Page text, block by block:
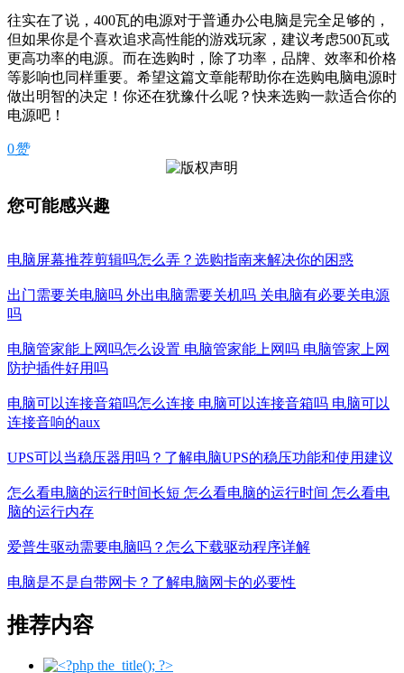
往实在了说，400瓦的电源对于普通办公电脑是完全足够的，
但如果你是个喜欢追求高性能的游戏玩家，建议考虑500瓦或
更高功率的电源。而在选购时，除了功率，品牌、效率和价格
等影响也同样重要。希望这篇文章能帮助你在选购电脑电源时
做出明智的决定！你还在犹豫什么呢？快来选购一款适合你的
电源吧！
0赞
您可能感兴趣
电脑屏幕推荐剪辑吗怎么弄？选购指南来解决你的困惑
出门需要关电脑吗 外出电脑需要关机吗 关电脑有必要关电源
吗
电脑管家能上网吗怎么设置 电脑管家能上网吗 电脑管家上网
防护插件好用吗
电脑可以连接音箱吗怎么连接 电脑可以连接音箱吗 电脑可以
连接音响的aux
UPS可以当稳压器用吗？了解电脑UPS的稳压功能和使用建议
怎么看电脑的运行时间长短 怎么看电脑的运行时间 怎么看电
脑的运行内存
爱普生驱动需要电脑吗？怎么下载驱动程序详解
电脑是不是自带网卡？了解电脑网卡的必要性
推荐内容